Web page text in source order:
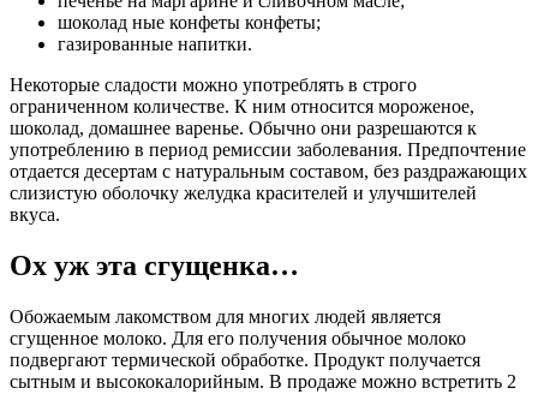
шоколад ные конфеты конфеты;
газированные напитки.
Некоторые сладости можно употреблять в строго
ограниченном количестве. К ним относится мороженое,
шоколад, домашнее варенье. Обычно они разрешаются к
употреблению в период ремиссии заболевания. Предпочтение
отдается десертам с натуральным составом, без раздражающих
слизистую оболочку желудка красителей и улучшителей
вкуса.
Ох уж эта сгущенка…
Обожаемым лакомством для многих людей является
сгущенное молоко. Для его получения обычное молоко
подвергают термической обработке. Продукт получается
сытным и высококалорийным. В продаже можно встретить 2